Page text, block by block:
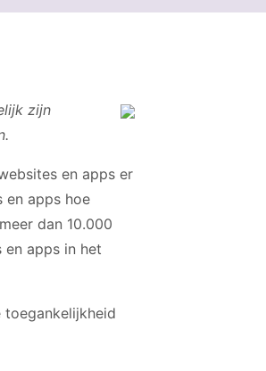
zijn
en apps er
en apps hoe
dan 10.000
apps in het
toegankelijkheid